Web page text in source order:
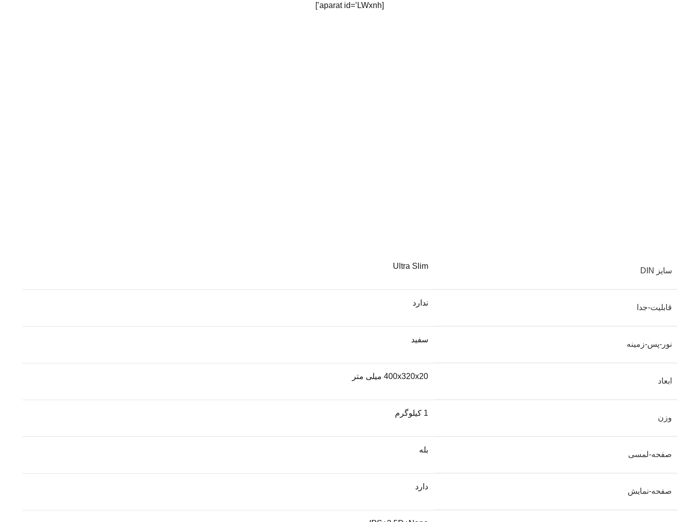
[aparat id=’LWxnh’]
سایز DIN
Ultra Slim
قابلیت-جدا
ندارد
نور-پس-زمینه
سفید
ابعاد
400x320x20 میلی متر
وزن
1 کیلوگرم
صفحه-لمسی
بله
صفحه-نمایش
دارد